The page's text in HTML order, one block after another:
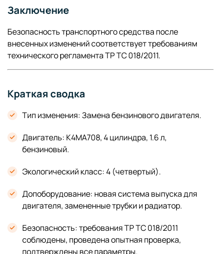
Заключение
Безопасность транспортного средства после
внесенных изменений соответствует требованиям
технического регламента ТР ТС 018/2011.
Краткая сводка
Тип изменения: Замена бензинового двигателя.
Двигатель: К4МА708, 4 цилиндра, 1.6 л,
бензиновый.
Экологический класс: 4 (четвертый).
Допоборудование: новая система выпуска для
двигателя, замененные трубки и радиатор.
Безопасность: требования ТР ТС 018/2011
соблюдены, проведена опытная проверка,
подтверждены все параметры.